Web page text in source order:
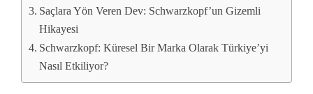
Saçlara Yön Veren Dev: Schwarzkopf’un Gizemli
Hikayesi
Schwarzkopf: Küresel Bir Marka Olarak Türkiye’yi
Nasıl Etkiliyor?